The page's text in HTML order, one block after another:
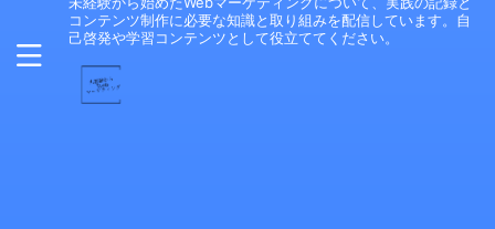
コンテンツ制作に必要な知識と取り組みを配信しています。自
己啓発や学習コンテンツとして役立ててください。